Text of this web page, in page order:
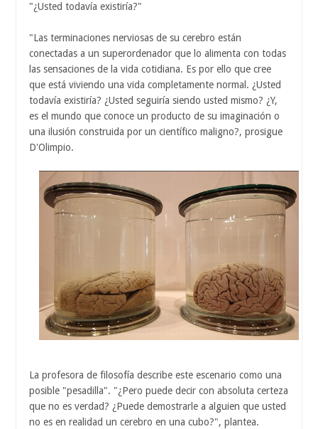
"¿Usted todavía existiría?"
"Las terminaciones nerviosas de su cerebro están
conectadas a un superordenador que lo alimenta con todas
las sensaciones de la vida cotidiana. Es por ello que cree
que está viviendo una vida completamente normal. ¿Usted
todavía existiría? ¿Usted seguiría siendo usted mismo? ¿Y,
es el mundo que conoce un producto de su imaginación o
una ilusión construida por un científico maligno?, prosigue
D'Olimpio.
La profesora de filosofía describe este escenario como una
posible "pesadilla". "¿Pero puede decir con absoluta certeza
que no es verdad? ¿Puede demostrarle a alguien que usted
no es en realidad un cerebro en una cubo?", plantea.